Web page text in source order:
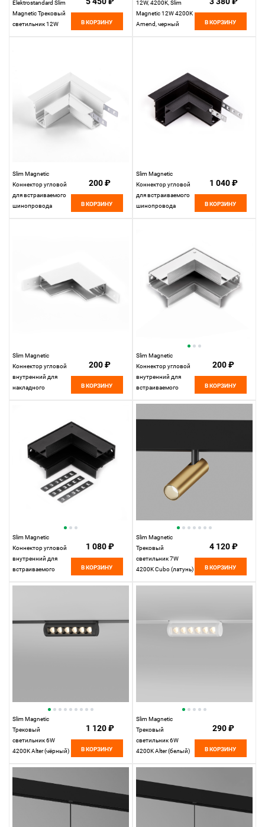
Elektrostandard Slim
Magnetic Трековый
светильник 12W
В КОРЗИНУ
12W, 4200K, Slim
Magnetic 12W 4200K
Amend, черный
В КОРЗИНУ
Slim Magnetic
Коннектор угловой
для встраиваемого
шинопровода
200 ₽
В КОРЗИНУ
Slim Magnetic
Коннектор угловой
для встраиваемого
шинопровода
1 040 ₽
В КОРЗИНУ
Slim Magnetic
Коннектор угловой
внутренний для
накладного
200 ₽
В КОРЗИНУ
Slim Magnetic
Коннектор угловой
внутренний для
встраиваемого
Elektrostandard
200 ₽
В КОРЗИНУ
Slim Magnetic
Коннектор угловой
внутренний для
встраиваемого
1 080 ₽
В КОРЗИНУ
Slim Magnetic
Трековый
светильник 7W
4200K Cubo (латунь)
4 120 ₽
В КОРЗИНУ
Slim Magnetic
Трековый
светильник 6W
4200K Alter (чёрный)
1 120 ₽
В КОРЗИНУ
Slim Magnetic
Трековый
светильник 6W
4200K Alter (белый)
290 ₽
В КОРЗИНУ